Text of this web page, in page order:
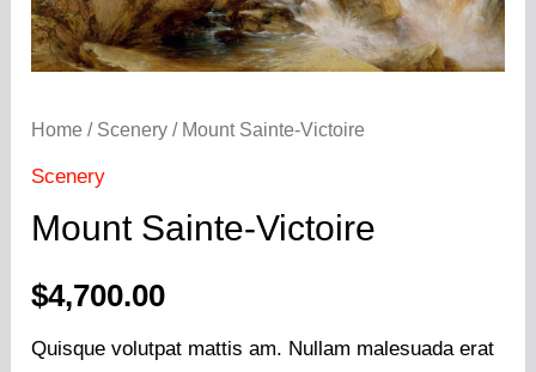
Home / Scenery / Mount Sainte-Victoire
Scenery
Mount Sainte-Victoire
$4,700.00
Quisque volutpat mattis am. Nullam malesuada erat